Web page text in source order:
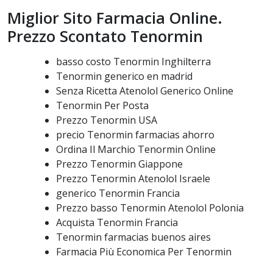
Miglior Sito Farmacia Online.
Prezzo Scontato Tenormin
basso costo Tenormin Inghilterra
Tenormin generico en madrid
Senza Ricetta Atenolol Generico Online
Tenormin Per Posta
Prezzo Tenormin USA
precio Tenormin farmacias ahorro
Ordina Il Marchio Tenormin Online
Prezzo Tenormin Giappone
Prezzo Tenormin Atenolol Israele
generico Tenormin Francia
Prezzo basso Tenormin Atenolol Polonia
Acquista Tenormin Francia
Tenormin farmacias buenos aires
Farmacia Più Economica Per Tenormin